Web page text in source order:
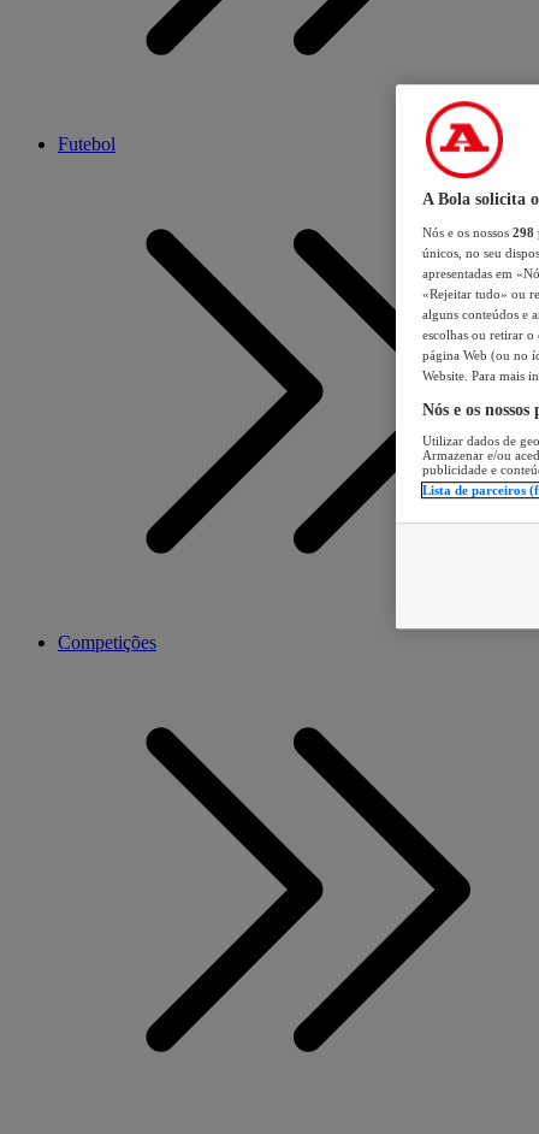
Futebol
Competições
A Bola solicita
Nós e os nossos 298
únicos, no seu
apresentadas em
«Rejeitar tudo» ou
alguns conteúdos e
escolhas ou retirar
página Web (ou no
Website. Para mais
Nós e os
Utilizar dados de
Armazenar e/ou
publicidade e
Lista de parceiros